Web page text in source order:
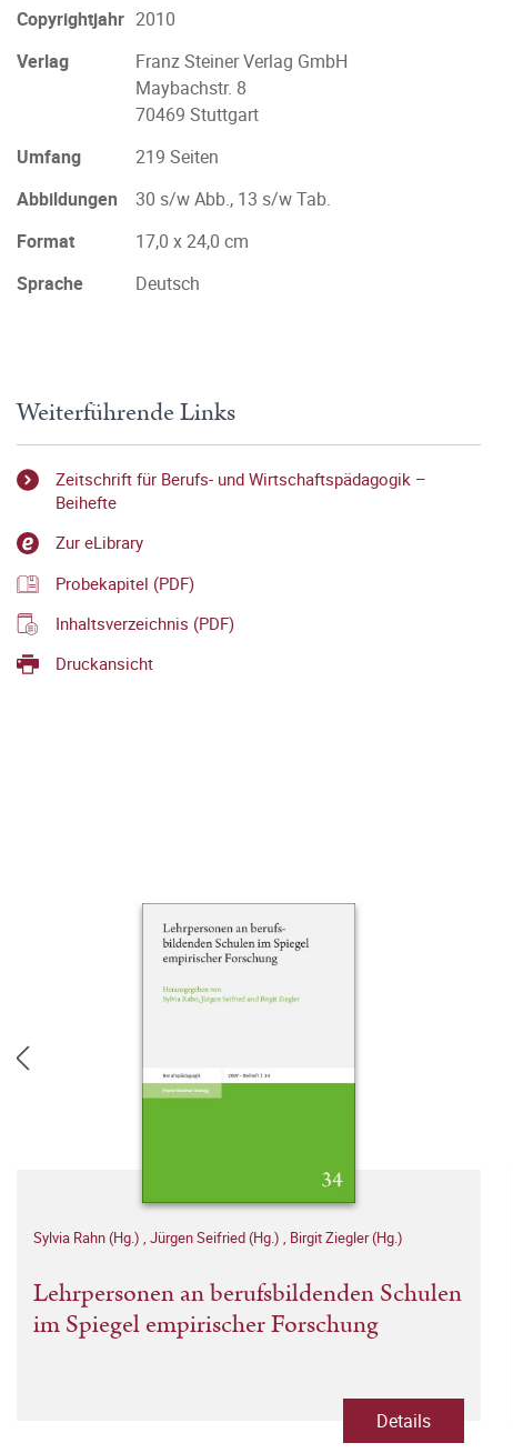
Copyrightjahr 2010
Verlag
Franz Steiner Verlag GmbH
Maybachstr. 8
70469 Stuttgart
Umfang
219 Seiten
Abbildungen
30 s/w Abb., 13 s/w Tab.
Format
17,0 x 24,0 cm
Sprache
Deutsch
Weiterführende Links
Zeitschrift für Berufs- und Wirtschaftspädagogik –
Beihefte
Zur eLibrary
Probekapitel (PDF)
Inhaltsverzeichnis (PDF)
Druckansicht
Sylvia Rahn (Hg.) , Jürgen Seifried (Hg.) , Birgit Ziegler (Hg.)
Lehrpersonen an berufsbildenden Schulen
im Spiegel empirischer Forschung
Details